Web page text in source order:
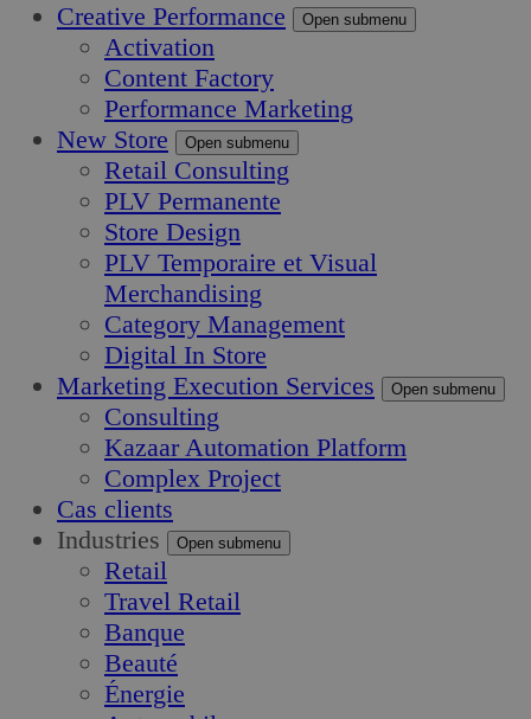
Creative Performance
Open submenu
Activation
Content Factory
Performance Marketing
New Store
Open submenu
Retail Consulting
PLV Permanente
Store Design
PLV Temporaire et Visual
Merchandising
Category Management
Digital In Store
Marketing Execution Services
Open submenu
Consulting
Kazaar Automation Platform
Complex Project
Cas clients
Industries
Open submenu
Retail
Travel Retail
Banque
Beauté
Énergie